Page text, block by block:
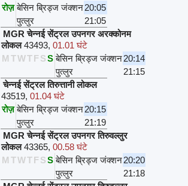
रोज़ बेसिन ब्रिड्ज जंक्शन20:05
पुत्लुर
21:05
MGR चेन्नई सेंट्रल उपनगर अरक्कोनम
लोकल 43493, 01.01 घंटे
M TWTFSS बेसिन ब्रिड्ज जंक्शन20:14
पुत्लुर
21:15
चेन्नई सेंट्रल तिरुत्तानी लोकल
43519, 01.04 घंटे
रोज़ बेसिन ब्रिड्ज जंक्शन20:15
पुत्लुर
21:19
MGR चेन्नई सेंट्रल उपनगर तिरुवल्लुर
लोकल 43365, 00.58 घंटे
M TWTFSS बेसिन ब्रिड्ज जंक्शन20:20
पुत्लुर
21:18